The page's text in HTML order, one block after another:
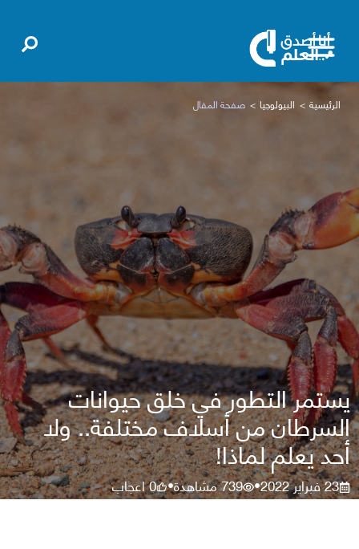
الرئيسية البيولوجيا صفحة المقال
يستمر التطور في خلق حيوانات
السرطان من أسلاف مختلفة.. ولا
أحد يعلم لماذا!
23 فبراير 2022 •
739مشاهدة•
0اعجاب